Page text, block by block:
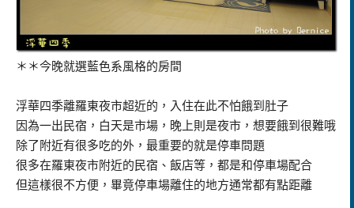
＊＊今晚就選藍色系風格的房間
浮華四季離羅東夜市超近的，入住在此不怕餓到肚子
因為一出民宿，白天是市場，晚上則是夜市，想要餓到很難哦
除了附近有很多吃的外，最重要的就是停車問題
很多在羅東夜市附近的民宿、飯店等，都是和停車場配合
但這樣很不方便，畢竟停車場離住的地方通常都有點距離